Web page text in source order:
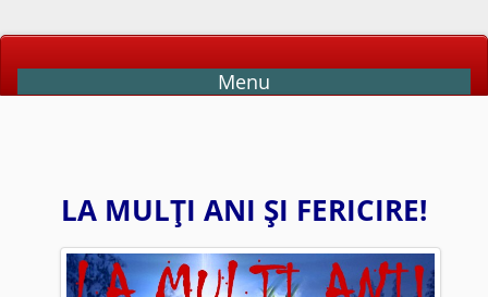
Menu
LA MULŢI ANI ŞI FERICIRE!